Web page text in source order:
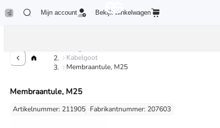
Mijn account Bekijk winkelwagen
Kabelgoot
Membraantule, M25
Membraantule, M25
Artikelnummer: 211905 Fabrikantnummer: 207603